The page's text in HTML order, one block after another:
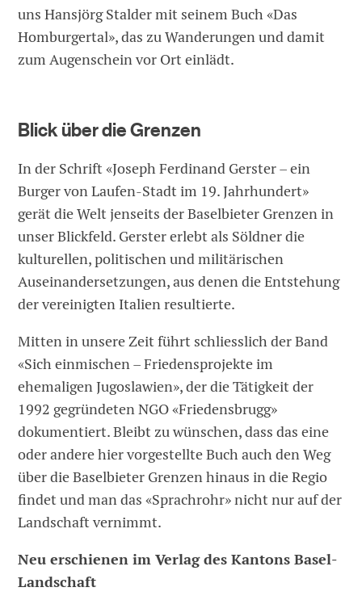
uns Hansjörg Stalder mit seinem Buch «Das
Homburgertal», das zu Wanderungen und damit
zum Augenschein vor Ort einlädt.
Blick über die Grenzen
In der Schrift «Joseph Ferdinand Gerster – ein
Burger von Laufen-Stadt im 19. Jahrhundert»
gerät die Welt jenseits der Baselbieter Grenzen in
unser Blickfeld. Gerster erlebt als Söldner die
kulturellen, politischen und militärischen
Auseinandersetzungen, aus denen die Entstehung
der vereinigten Italien resultierte.
Mitten in unsere Zeit führt schliesslich der Band
«Sich einmischen – Friedensprojekte im
ehemaligen Jugoslawien», der die Tätigkeit der
1992 gegründeten NGO «Friedensbrugg»
dokumentiert. Bleibt zu wünschen, dass das eine
oder andere hier vorgestellte Buch auch den Weg
über die Baselbieter Grenzen hinaus in die Regio
findet und man das «Sprachrohr» nicht nur auf der
Landschaft vernimmt.
Neu erschienen im Verlag des Kantons Basel-
Landschaft